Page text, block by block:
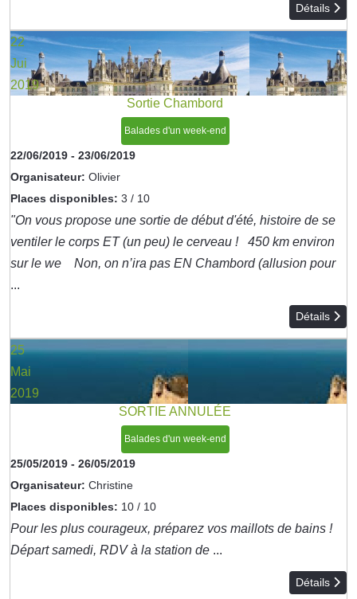
Détails
22
Jui
2019
Sortie Chambord
Balades d'un week-end
22/06/2019 - 23/06/2019
Organisateur: Olivier
Places disponibles: 3 / 10
"On vous propose une sortie de début d'été, histoire de se
ventiler le corps ET (un peu) le cerveau ! 450 km environ
sur le we Non, on n’ira pas EN Chambord (allusion pour
...
Détails
25
Mai
2019
SORTIE ANNULÉE
Balades d'un week-end
25/05/2019 - 26/05/2019
Organisateur: Christine
Places disponibles: 10 / 10
Pour les plus courageux, préparez vos maillots de bains !
Départ samedi, RDV à la station de ...
Détails